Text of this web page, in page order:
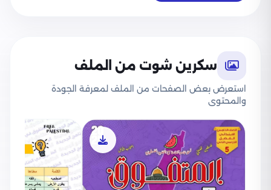
سكرين شوت من الملف
استعرض بعض الصفحات من الملف لمعرفة الجودة
والمحتوى